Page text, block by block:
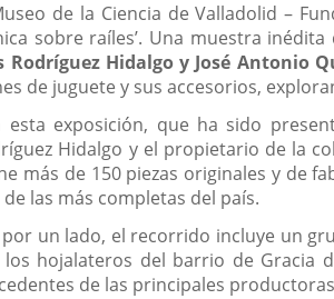
de la Ciencia de Valladolid –
sobre raíles’. Una muestra
Rodríguez Hidalgo y José Antonio
de juguete y sus accesorios,
esta exposición, que ha sido
Hidalgo y el propietario de la
más de 150 piezas originales y de
de las más completas del país.
por un lado, el recorrido incluye un
hojalateros del barrio de Gracia
de las principales